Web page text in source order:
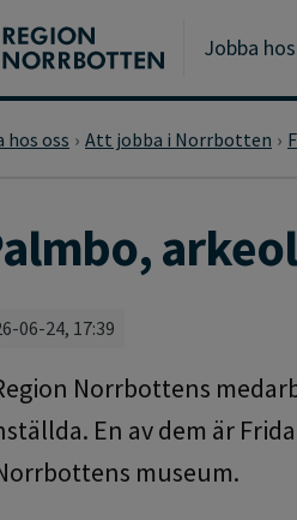
Jobba
hos oss Att jobba i Norrbotten
06-24, 17:39
Norrbottens
En av dem är
museum.